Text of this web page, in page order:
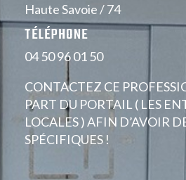
Haute Savoie / 74
TÉLÉPHONE
04 50 96 01 50
CONTACTEZ CE
PART DU PORTAIL ( LES
LOCALES ) AFIN D’AVOIR
SPÉCIFIQUES !